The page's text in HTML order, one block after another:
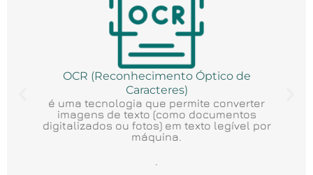
OCR (Reconhecimento Óptico de
Caracteres)
é uma tecnologia que permite converter
imagens de texto (como documentos
digitalizados ou fotos) em texto legível por
máquina.